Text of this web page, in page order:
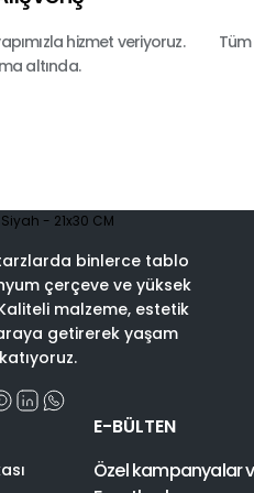
hizmet veriyoruz.
altında.
binlerce tablo
çerçeve ve yüksek
malzeme, estetik
getirerek yaşam
E-BÜLTEN
Özel kampanyalar